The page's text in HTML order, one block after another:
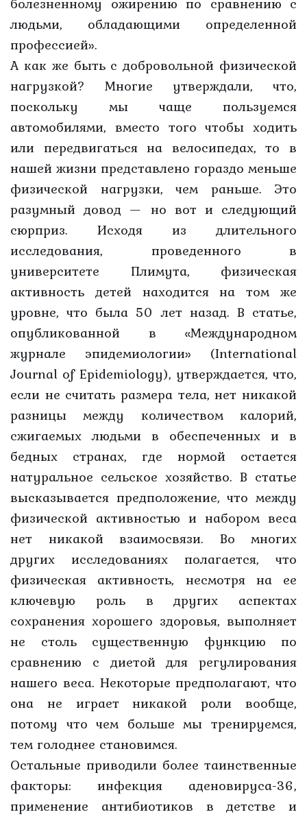
людьми, обладающими определенной
профессией».
А как же быть с добровольной физической
нагрузкой? Многие утверждали, что,
поскольку мы чаще пользуемся
автомобилями, вместо того чтобы ходить
или передвигаться на велосипедах, то в
нашей жизни представлено гораздо меньше
физической нагрузки, чем раньше. Это
разумный довод — но вот и следующий
сюрприз. Исходя из длительного
исследования, проведенного в
университете Плимута, физическая
активность детей находится на том же
уровне, что была 50 лет назад. В статье,
опубликованной в «Международном
журнале эпидемиологии» (International
Journal of Epidemiology), утверждается, что,
если не считать размера тела, нет никакой
разницы между количеством калорий,
сжигаемых людьми в обеспеченных и в
бедных странах, где нормой остается
натуральное сельское хозяйство. В статье
высказывается предположение, что между
физической активностью и набором веса
нет никакой взаимосвязи. Во многих
других исследованиях полагается, что
физическая активность, несмотря на ее
ключевую роль в других аспектах
сохранения хорошего здоровья, выполняет
не столь существенную функцию по
сравнению с диетой для регулирования
нашего веса. Некоторые предполагают, что
она не играет никакой роли вообще,
потому что чем больше мы тренируемся,
тем голоднее становимся.
Остальные приводили более таинственные
факторы: инфекция аденовируса-36,
применение антибиотиков в детстве и